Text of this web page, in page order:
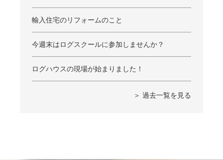
輸入住宅のリフォームのこと
今週末はログスクールに参加しませんか？
ログハウスの現場が始まりました！
＞ 過去一覧を見る